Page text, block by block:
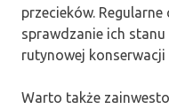
przecieków.
sprawdzanie ich
rutynowej konserwacji
Warto także